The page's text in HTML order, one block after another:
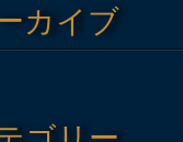
カイブ